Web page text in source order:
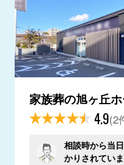
家族葬の旭ヶ丘
4.9(2
相談時から当
かりされていま